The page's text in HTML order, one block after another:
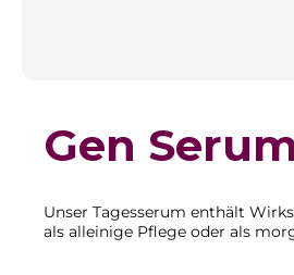
Gen
Unser Tagesserum enthält
als alleinige Pflege oder als